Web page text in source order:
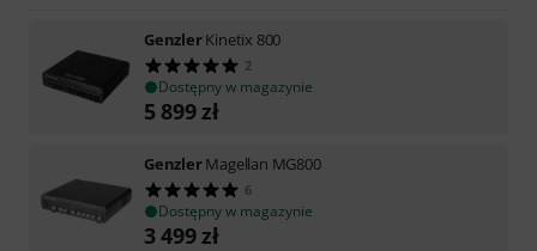
GenzlerKinetix 800
2
Dostępny w magazynie
5 899zł
GenzlerMagellan MG800
6
Dostępny w magazynie
3 499zł